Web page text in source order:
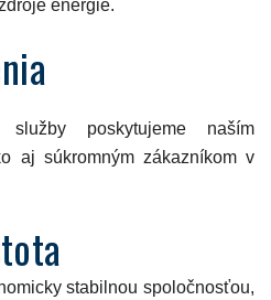
energie.
poskytujeme naším
aj súkromným zákazníkom v
stabilnou spoločnosťou,